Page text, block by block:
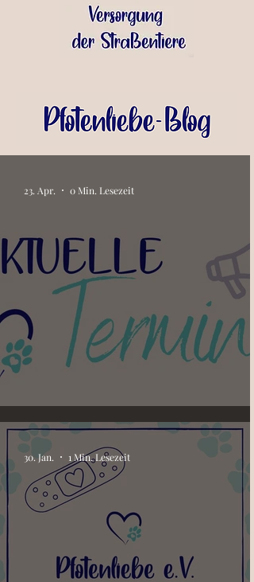
Aktuelle Events
23. Apr. 0 Min. Lesezeit
30. Jan. 1 Min. Lesezeit